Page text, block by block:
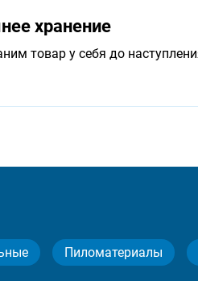
хранение
товар у себя до
Пиломатериалы